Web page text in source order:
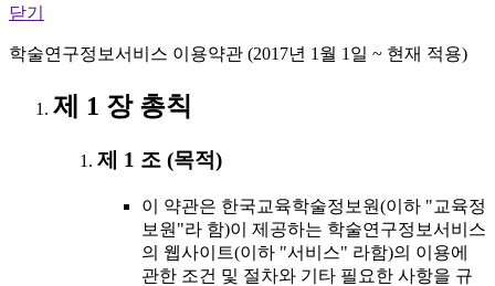
닫기
학술연구정보서비스 이용약관 (2017년 1월 1일 ~ 현재 적용)
제 1 장 총칙
제 1 조 (목적)
이 약관은 한국교육학술정보원(이하 "교육정
보원"라 함)이 제공하는 학술연구정보서비스
의 웹사이트(이하 "서비스" 라함)의 이용에
관한 조건 및 절차와 기타 필요한 사항을 규